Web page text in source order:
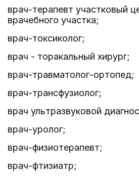
врач-терапевт участковый
врачебного участка;
врач-токсиколог;
врач - торакальный хирург;
врач-травматолог-ортопед;
врач-трансфузиолог;
врач ультразвуковой
врач-уролог;
врач-физиотерапевт;
врач-фтизиатр;